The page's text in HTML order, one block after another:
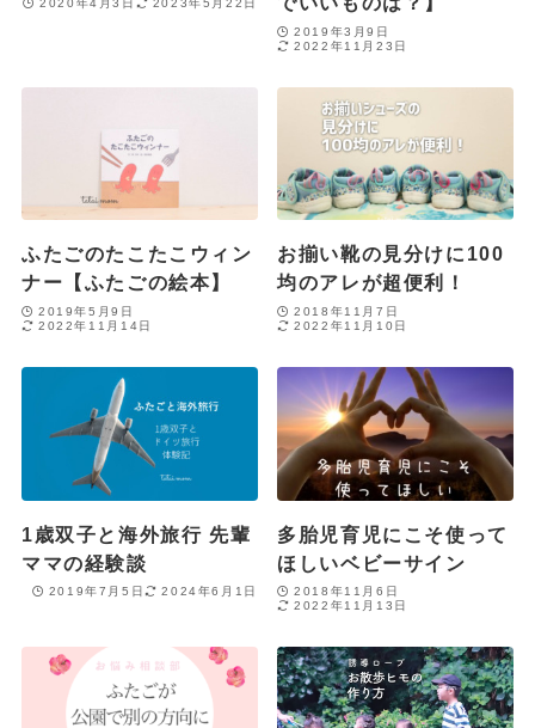
2020年4月3日 2023年5月22日
2019年3月9日
2022年11月23日
ふたごのたこたこウィン
ナー【ふたごの絵本】
2019年5月9日
2022年11月14日
お揃い靴の見分けに100
均のアレが超便利！
2018年11月7日
2022年11月10日
1歳双子と海外旅行 先輩
ママの経験談
2019年7月5日 2024年6月1日
多胎児育児にこそ使って
ほしいベビーサイン
2018年11月6日
2022年11月13日